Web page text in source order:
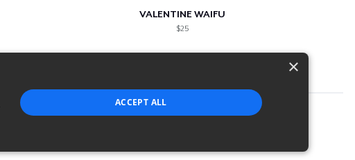
VALENTINE WAIFU
$25
×
ACCEPT ALL